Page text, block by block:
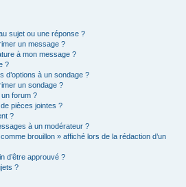
sujet ou une réponse ?
un message ?
à mon message ?
?
d’options à un sondage ?
un sondage ?
forum ?
pièces jointes ?
?
à un modérateur ?
brouillon » affiché lors de la rédaction d’un
d’être approuvé ?
?